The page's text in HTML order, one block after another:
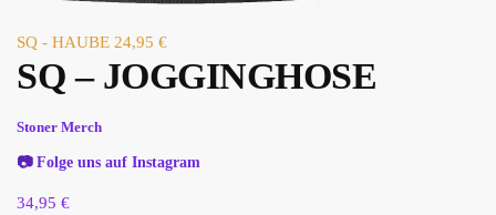
SQ - HAUBE 24,95 €
SQ – JOGGINGHOSE
Stoner Merch
📷Folge uns auf Instagram
34,95 €